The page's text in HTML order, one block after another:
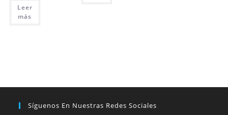
Leer
más
Síguenos En Nuestras Redes Sociales